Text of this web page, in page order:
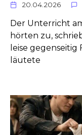
20.04.2026
Der Unterricht
hörten zu,
leise gegenseitig
läutete